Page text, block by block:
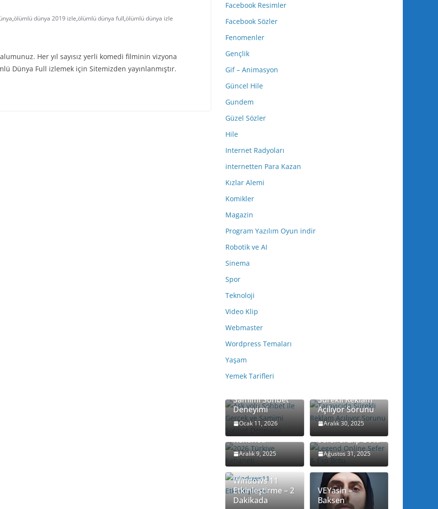
,ölümlü dünya 2019 izle,ölümlü dünya full,ölümlü dünya izle
Her yıl sayısız yerli komedi filminin vizyona
Dünya Full izlemek için Sitemizden yayınlanmıştır.
Facebook Resimler
Facebook Sözler
Fenomenler
Gençlik
Gif – Animasyon
Güncel Hile
Gundem
Güzel Sözler
Hile
Internet Radyoları
internetten Para Kazan
Kızlar Alemi
Komikler
Magazin
Program Yazılım Oyun indir
Robotik ve AI
Sinema
Spor
Teknoloji
Video Klip
Webmaster
Wordpress Temaları
Yaşam
Yemek Tarifleri
Ask yolu Sohbet
Samimi Sohbet
Deneyimi
Ocak 11, 2026
Sürekli Reklam
Açılıyor Sorunu
Aralık 30, 2025
2026 Türkiye
Kehaneti
Aralık 9, 2025
Legend Online
Sefer & Exp Botu
Ağustos 31, 2025
Windows 11
Etkinleştirme – 2
Dakikada
VEYasin –
Baksen